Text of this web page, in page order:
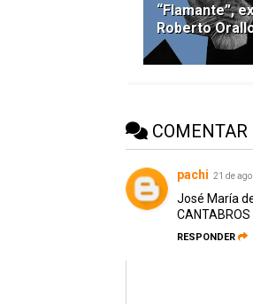
“Flamante”,
Roberto
COMENTAR
pachi 21 de
José María
RESPONDER